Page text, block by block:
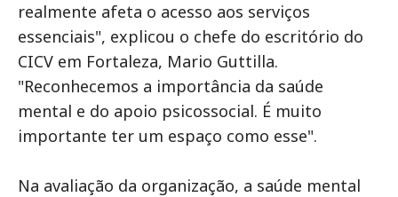
realmente afeta o acesso aos serviços
essenciais", explicou o chefe do escritório do
CICV em Fortaleza, Mario Guttilla.
"Reconhecemos a importância da saúde
mental e do apoio psicossocial. É muito
importante ter um espaço como esse".
Na avaliação da organização, a saúde mental